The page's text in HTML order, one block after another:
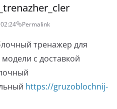
Permalink
тренажер для
с доставкой
https://gruzoblochnij-